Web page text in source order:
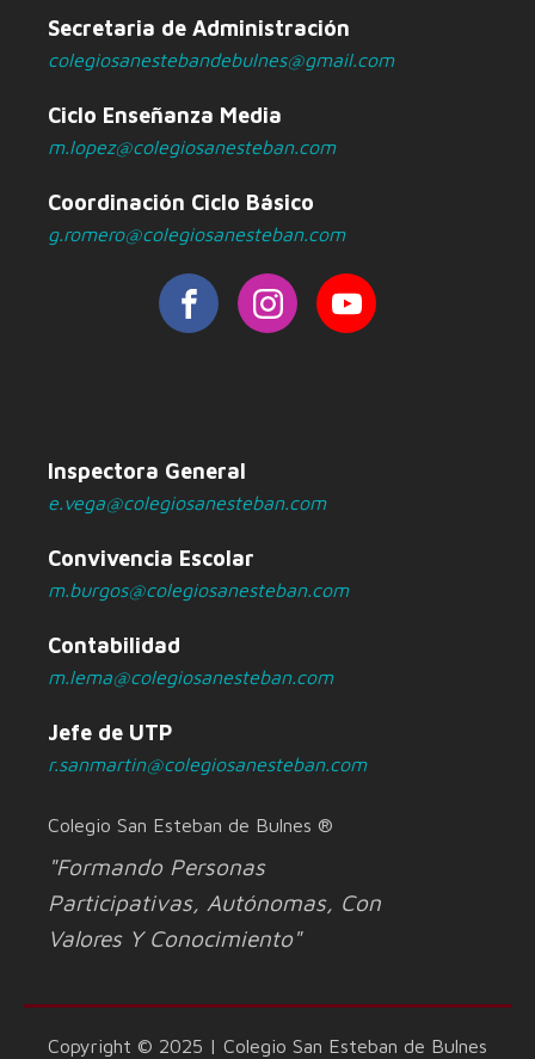
Secretaria de Administración
colegiosanestebandebulnes@gmail.com
Ciclo Enseñanza Media
m.lopez@colegiosanesteban.com
Coordinación Ciclo Básico
g.romero@colegiosanesteban.com
Inspectora General
e.vega@colegiosanesteban.com
Convivencia Escolar
m.burgos@colegiosanesteban.com
Contabilidad
m.lema@colegiosanesteban.com
Jefe de UTP
r.sanmartin@colegiosanesteban.com
Colegio San Esteban de Bulnes ®
"Formando Personas
Participativas, Autónomas, Con
Valores Y Conocimiento"
Copyright © 2025 | Colegio San Esteban de Bulnes